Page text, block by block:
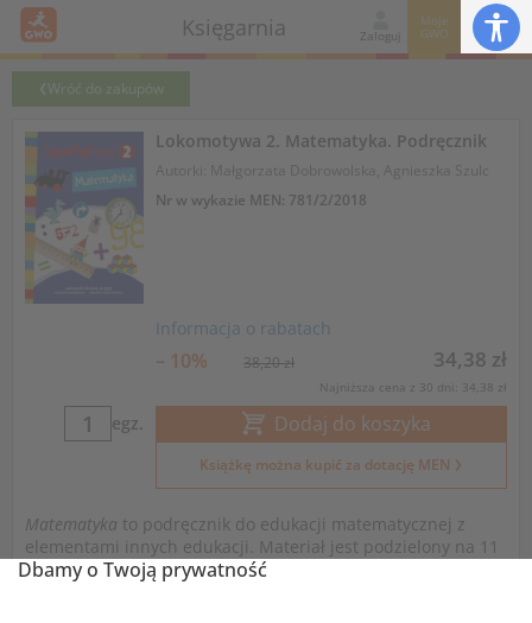
Księgarnia Zaloguj
Moje
GWO
Wróć do zakupów
egz.
– 10%
Informacja o rabatach
38,20 zł 34,38 zł
Najniższa cena z 30 dni: 34,38 zł
Dodaj do koszyka
Książkę można kupić za dotację MEN
Lokomotywa 2. Matematyka. Podręcznik
Autorki: Małgorzata Dobrowolska, Agnieszka Szulc
Nr w wykazie MEN: 781/2/2018
Matematyka to podręcznik do edukacji matematycznej z
elementami innych edukacji. Materiał jest podzielony na 11
bloków problemowych – najważniejszych zagadnień
Dbamy o Twoją prywatność